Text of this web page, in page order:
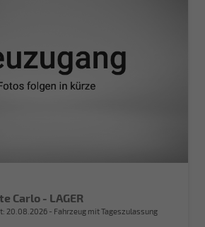
Carlo - LAGER
20.08.2026 Fahrzeug mit Tageszulassung